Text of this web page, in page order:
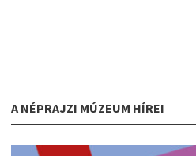
A NÉPRAJZI MÚZEUM HÍREI